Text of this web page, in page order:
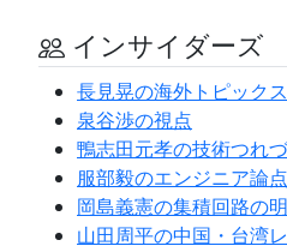
インサイダーズ
長見晃の海外トピックス
泉谷渉の視点
鴨志田元孝の技術つれ
服部毅のエンジニア論点
岡島義憲の集積回路の
山田周平の中国・台湾